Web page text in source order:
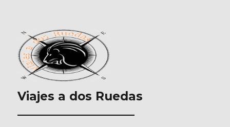
Viajes a dos Ruedas
___________________